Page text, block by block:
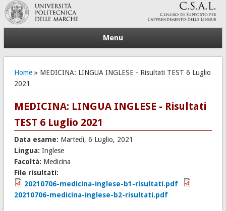
Menu
Tu sei qui
Home» MEDICINA: LINGUA INGLESE - Risultati TEST 6 Luglio
2021
MEDICINA: LINGUA INGLESE - Risultati
TEST 6 Luglio 2021
Data esame: Martedì, 6 Luglio, 2021
Lingua: Inglese
Facoltà: Medicina
File risultati:
20210706-medicina-inglese-b1-risultati.pdf
20210706-medicina-inglese-b2-risultati.pdf